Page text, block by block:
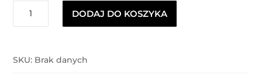
Miska
DODAJ DO KOSZYKA
SKU: Brak danych